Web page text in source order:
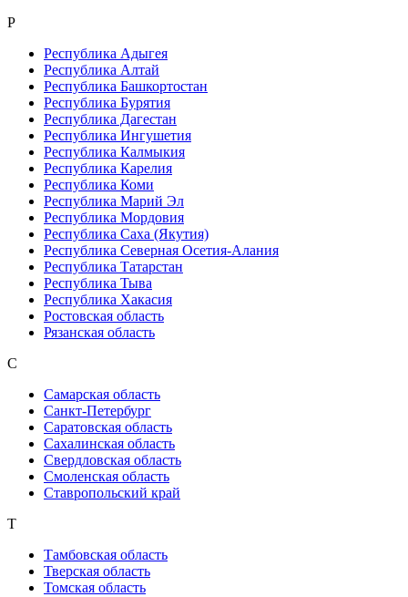
Р
Республика Адыгея
Республика Алтай
Республика Башкортостан
Республика Бурятия
Республика Дагестан
Республика Ингушетия
Республика Калмыкия
Республика Карелия
Республика Коми
Республика Марий Эл
Республика Мордовия
Республика Саха (Якутия)
Республика Северная Осетия-Алания
Республика Татарстан
Республика Тыва
Республика Хакасия
Ростовская область
Рязанская область
С
Самарская область
Санкт-Петербург
Саратовская область
Сахалинская область
Свердловская область
Смоленская область
Ставропольский край
Т
Тамбовская область
Тверская область
Томская область